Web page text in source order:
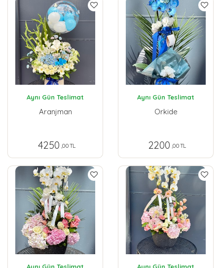
Aynı Gün Teslimat
Aranjman
4250 ,00 TL
Aynı Gün Teslimat
Orkide
2200 ,00 TL